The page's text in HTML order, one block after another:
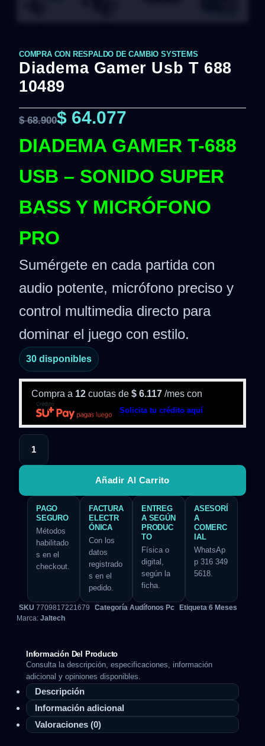
COMPRA CON RESPALDO DE CAMBIO SYSTEMS
Diadema Gamer Usb T 688
10489
$68.900$ 64.077
DIADEMA GAMER T-688
USB – SONIDO SUPER
BASS Y MICRÓFONO
PRO
Sumérgete en cada partida con
audio potente, micrófono preciso y
control multimedia directo para
dominar el juego con estilo.
30 disponibles
Compra a 12 cuotas de $ 6.117 /mes con
Solicita tu crédito aquí
Añadir Al Carrito
PAGO
SEGURO
Métodos
habilitado
s en el
checkout.
FACTURA
ELECTR
ÓNICA
Con los
datos
registrado
s en el
pedido.
ENTREG
A SEGÚN
PRODUC
TO
Física o
digital,
según la
ficha.
ASESORÍ
A
COMERC
IAL
WhatsAp
p 316 349
5618.
SKU 7709817221679 Categoría Audífonos Pc Etiqueta 6 Meses
Marca: Jaltech
Información Del Producto
Consulta la descripción, especificaciones, información
adicional y opiniones disponibles.
Descripción
Información adicional
Valoraciones (0)